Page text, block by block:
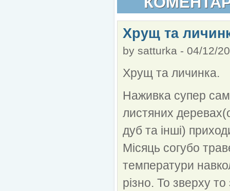
Хрущ та
by satturka - 04/12/
Хрущ та личинка.
Наживка супер сам
листяних
дуб та інші)
Місяць согубо
температури
різно. То зверху